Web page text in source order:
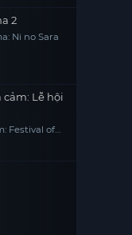
2
Ni no Sara
Lễ hội
Festival of